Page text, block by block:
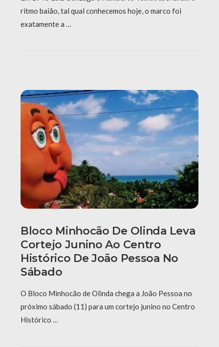
ritmo baião, tal qual conhecemos hoje, o marco foi
exatamente a …
Bloco Minhocão De Olinda Leva
Cortejo Junino Ao Centro
Histórico De João Pessoa No
Sábado
O Bloco Minhocão de Olinda chega a João Pessoa no
próximo sábado (11) para um cortejo junino no Centro
Histórico …